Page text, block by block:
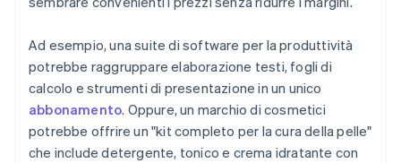
Ad esempio, una suite di software per la produttività
potrebbe raggruppare elaborazione testi, fogli di
calcolo e strumenti di presentazione in un unico
abbonamento. Oppure, un marchio di cosmetici
potrebbe offrire un "kit completo per la cura della pelle"
che include detergente, tonico e crema idratante con